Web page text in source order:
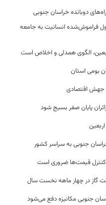
فراموش‌شده انسانیت به جامعه
الگوی همدلی و اخلاص است
بومی استان
جهش اقتصادی
پایان صفر بسیج شود
کنترل قیمت‌ها ضروری است
جنوبی مکانیزه دفع می‌شود